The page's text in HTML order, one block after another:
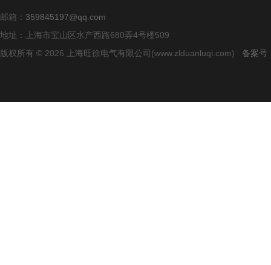
邮箱： 359845197@qq.com
地址：上海市宝山区水产西路680弄4号楼509
版权所有 © 2026 上海旺徐电气有限公司(www.zlduanluqi.com) 备案号